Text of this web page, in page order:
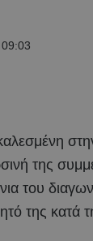
της
του
της κατά